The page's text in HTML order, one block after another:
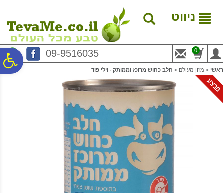
נגישות
המרכזי
ניווט
09-9516035 0
ראשי > מזון מעולם > חלב כחוש מרוכז וממותק - וילי פוד